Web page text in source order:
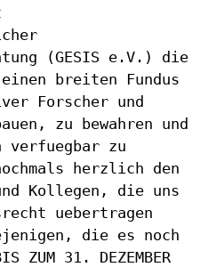
(GESIS e.V.) die
breiten Fundus
Forscher und
zu bewahren und
zu
herzlich den
Kollegen, die uns
uebertragen
die es noch
31. DEZEMBER